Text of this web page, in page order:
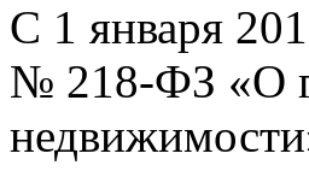
С 1 января
№ 218-ФЗ «О